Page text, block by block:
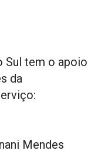
Sul tem o apoio
da
Mendes